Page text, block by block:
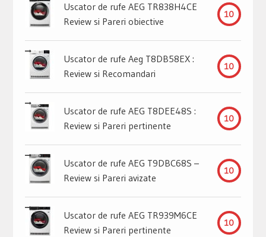
Uscator de rufe AEG TR838H4CE
Review si Pareri obiective
10
Uscator de rufe Aeg T8DB58EX :
Review si Recomandari
10
Uscator de rufe AEG T8DEE48S :
Review si Pareri pertinente
10
Uscator de rufe AEG T9DBC68S –
Review si Pareri avizate
10
Uscator de rufe AEG TR939M6CE
Review si Pareri pertinente
10